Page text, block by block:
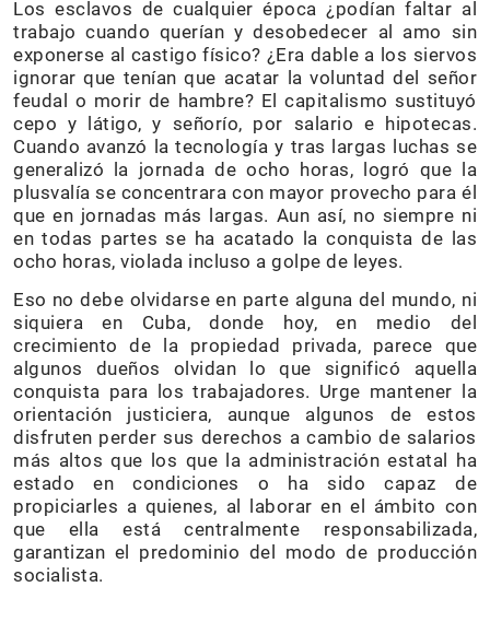
Los esclavos de cualquier época ¿podían faltar al
trabajo cuando querían y desobedecer al amo sin
exponerse al castigo físico? ¿Era dable a los siervos
ignorar que tenían que acatar la voluntad del señor
feudal o morir de hambre? El capitalismo sustituyó
cepo y látigo, y señorío, por salario e hipotecas.
Cuando avanzó la tecnología y tras largas luchas se
generalizó la jornada de ocho horas, logró que la
plusvalía se concentrara con mayor provecho para él
que en jornadas más largas. Aun así, no siempre ni
en todas partes se ha acatado la conquista de las
ocho horas, violada incluso a golpe de leyes.
Eso no debe olvidarse en parte alguna del mundo, ni
siquiera en Cuba, donde hoy, en medio del
crecimiento de la propiedad privada, parece que
algunos dueños olvidan lo que significó aquella
conquista para los trabajadores. Urge mantener la
orientación justiciera, aunque algunos de estos
disfruten perder sus derechos a cambio de salarios
más altos que los que la administración estatal ha
estado en condiciones o ha sido capaz de
propiciarles a quienes, al laborar en el ámbito con
que ella está centralmente responsabilizada,
garantizan el predominio del modo de producción
socialista.